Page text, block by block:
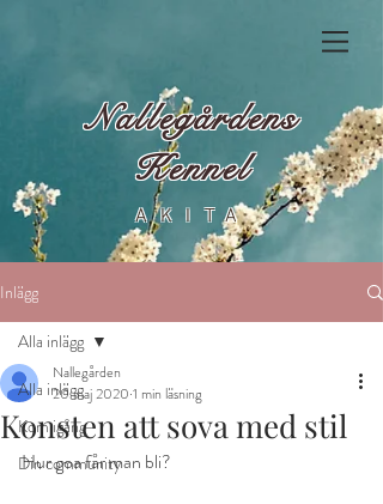
Nallegårdens
Kennel
AKITA
Inlägg
Alla inlägg
Kom igång
Din community
Alla inlägg
Konsten att sova med stil
Nallegården
20 maj 2020 1 min läsning
Hur goa får man bli?